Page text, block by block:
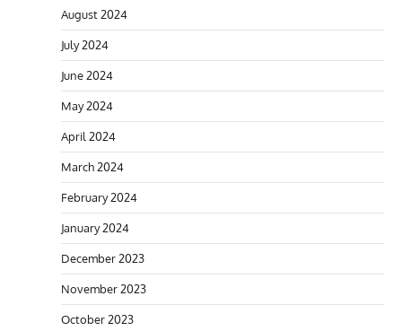
August 2024
July 2024
June 2024
May 2024
April 2024
March 2024
February 2024
January 2024
December 2023
November 2023
October 2023